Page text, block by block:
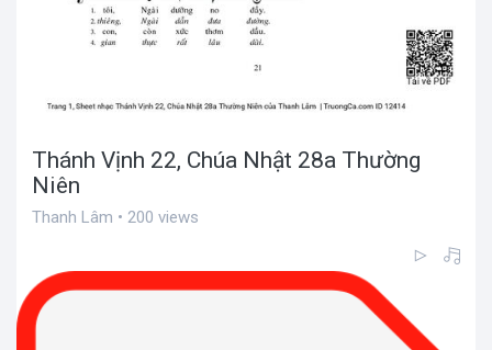
Thánh Vịnh 22, Chúa Nhật 28a Thường
Niên
Thanh Lâm • 200 views